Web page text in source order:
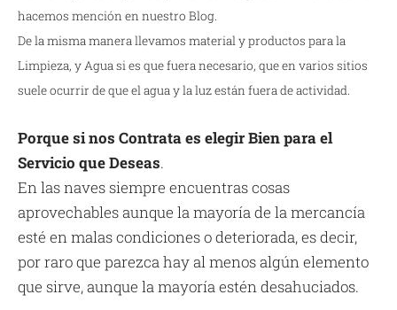
hacemos mención en nuestro Blog.
De la misma manera llevamos material y productos para la
Limpieza, y Agua si es que fuera necesario, que en varios sitios
suele ocurrir de que el agua y la luz están fuera de actividad.
Porque si nos Contrata es elegir Bien para el
Servicio que Deseas.
En las naves siempre encuentras cosas
aprovechables aunque la mayoría de la mercancía
esté en malas condiciones o deteriorada, es decir,
por raro que parezca hay al menos algún elemento
que sirve, aunque la mayoría estén desahuciados.